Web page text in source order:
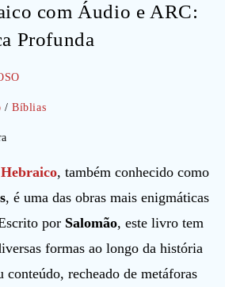
com Áudio e ARC:
Profunda
/ Bíblias
Hebraico, também conhecido como
, é uma das obras mais enigmáticas
por Salomão, este livro tem
formas ao longo da história
conteúdo, recheado de metáforas